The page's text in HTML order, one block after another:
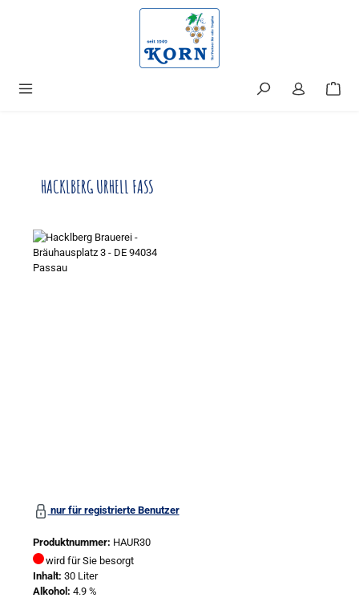
HACKLBERG URHELL FASS
nur für registrierte Benutzer
Produktnummer: HAUR30
wird für Sie besorgt
Inhalt: 30 Liter
Alkohol: 4.9 %